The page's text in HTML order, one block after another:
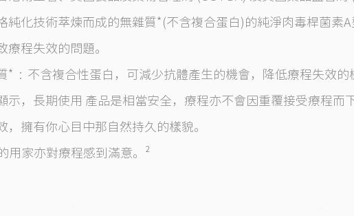
純化技術萃煉而成的無雜質*(不含複合蛋白)的純淨肉毒桿菌素
療程失效的問題。
* : 不含複合性蛋白，可減少抗體產生的機會，降低療程失效的
示，長期使用 產品是相當安全，療程亦不會因重覆接受療程而
，擁有你心目中那自然持久的樣貌。
用家亦對療程感到滿意。²